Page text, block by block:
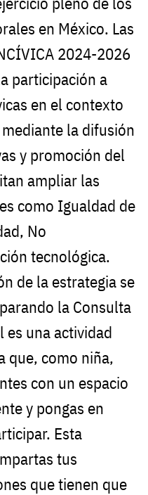
en México. Las
2024-2026
participación a
en el contexto
la difusión
y promoción del
ampliar las
como Igualdad de
No
tecnológica.
de la estrategia se
la Consulta
una actividad
que, como niña,
con un espacio
y pongas en
Esta
tus
que tienen que